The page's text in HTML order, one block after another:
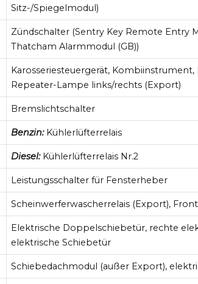
Sitz-/Spiegelmodul)
Zündschalter (Sentry Key Remote Entry
Thatcham Alarmmodul (GB))
Karosseriesteuergerät, Kombiinstrument,
Repeater-Lampe links/rechts (Export)
Bremslichtschalter
Benzin:Kühlerlüfterrelais
Diesel:Kühlerlüfterrelais Nr.2
Leistungsschalter für Fensterheber
Scheinwerferwascherrelais (Export),
Elektrische Doppelschiebetür, rechte
elektrische Schiebetür
Schiebedachmodul (außer Export),